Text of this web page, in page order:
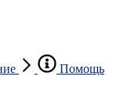
Помощь